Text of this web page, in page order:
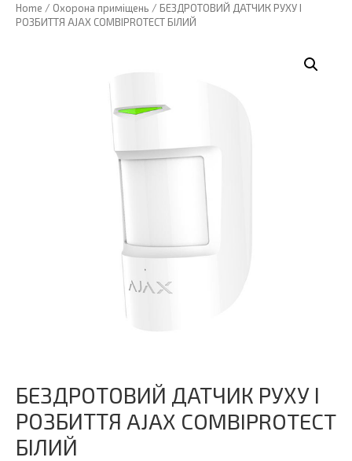
Home / Охорона приміщень / БЕЗДРОТОВИЙ ДАТЧИК РУХУ І
РОЗБИТТЯ AJAX COMBIPROTECT БІЛИЙ
БЕЗДРОТОВИЙ ДАТЧИК РУХУ І
РОЗБИТТЯ AJAX COMBIPROTECT
БІЛИЙ